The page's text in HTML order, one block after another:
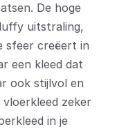
De hoge
uitstraling,
sfeer creëert in
een kleed dat
ook stijlvol en
zeker
in je